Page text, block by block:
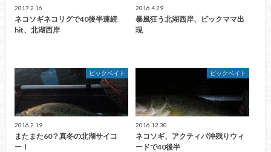
2017.2.16
ネコソギネコリグで40後半連続
hit、北湖西岸
2016.4.29
暴風狂う北湖西岸、ビックママ出
現
ビックベイト
2016.2.19
またまた60？真冬の北湖サイコ
ー！
ビックベイト
2016.12.30
ネコソギ、アクティバ沖残りウィ
ードで40後半